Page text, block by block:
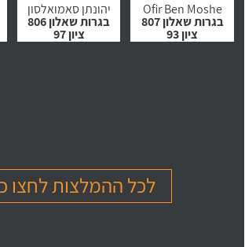
Ofir Ben Moshe
בגרות שאלון 807
ציון 93
יהונתן סאמואלסון
בגרות שאלון 806
ציון 97
לחץ לצפייה לחץ לצפייה
לכל ההמלצות לחצו